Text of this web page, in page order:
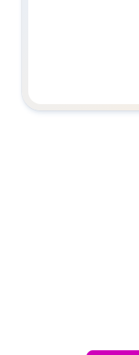
du
Créez un album
les hommages à
vous ou pour une